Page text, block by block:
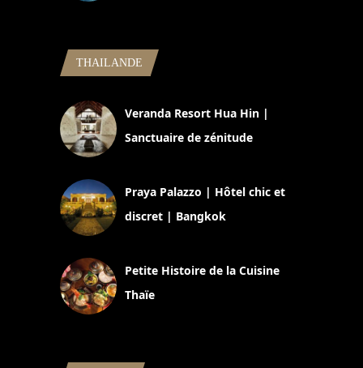
THAILANDE
Veranda Resort Hua Hin |
Sanctuaire de zénitude
Praya Palazzo | Hôtel chic et
discret | Bangkok
Petite Histoire de la Cuisine
Thaïe